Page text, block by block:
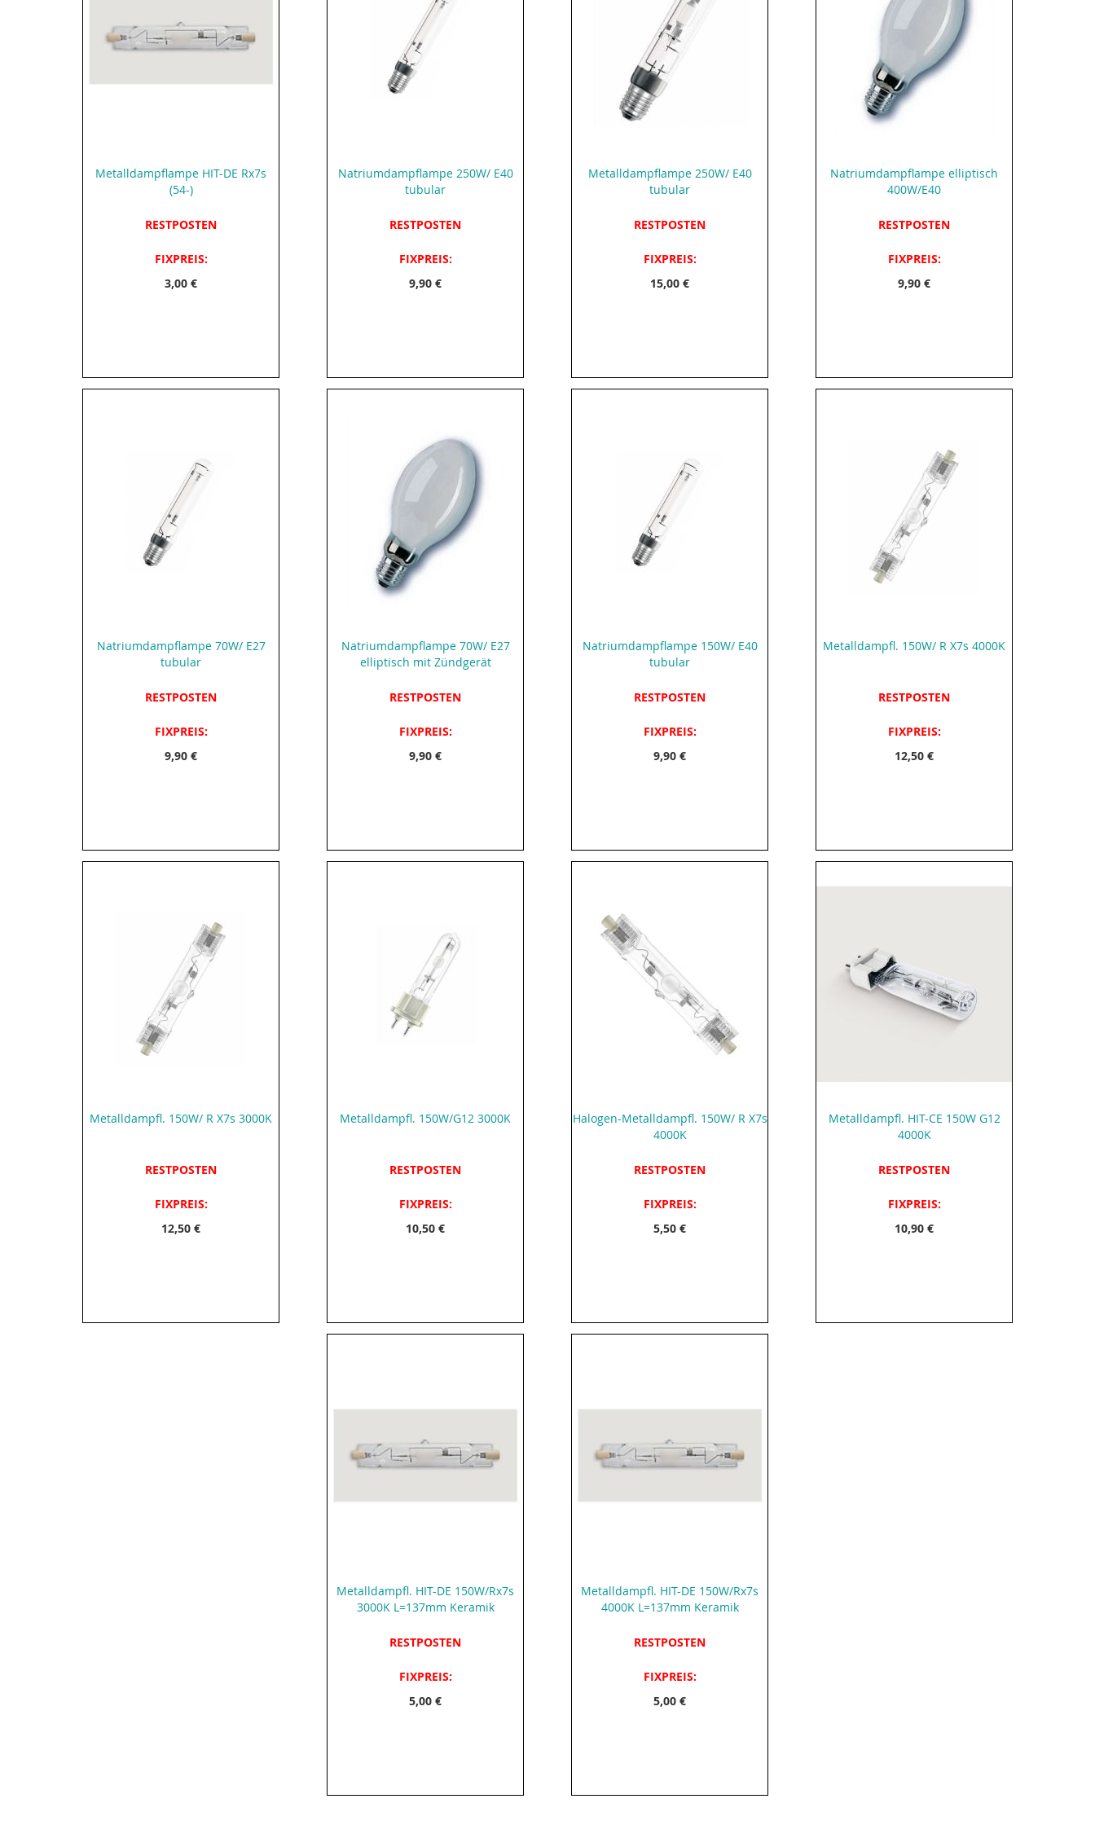
Metalldampflampe HIT-DE Rx7s
(54-)
RESTPOSTEN
FIXPREIS:
3,00 €
Natriumdampflampe 250W/ E40
tubular
RESTPOSTEN
FIXPREIS:
9,90 €
Metalldampflampe 250W/ E40
tubular
RESTPOSTEN
FIXPREIS:
15,00 €
Natriumdampflampe elliptisch
400W/E40
RESTPOSTEN
FIXPREIS:
9,90 €
Natriumdampflampe 70W/ E27
tubular
RESTPOSTEN
FIXPREIS:
9,90 €
Natriumdampflampe 70W/ E27
elliptisch mit Zündgerät
RESTPOSTEN
FIXPREIS:
9,90 €
Natriumdampflampe 150W/ E40
tubular
RESTPOSTEN
FIXPREIS:
9,90 €
Metalldampfl. 150W/ R X7s 4000K
RESTPOSTEN
FIXPREIS:
12,50 €
Metalldampfl. 150W/ R X7s 3000K
RESTPOSTEN
FIXPREIS:
12,50 €
Metalldampfl. 150W/G12 3000K
RESTPOSTEN
FIXPREIS:
10,50 €
Halogen-Metalldampfl. 150W/ R X7s
4000K
RESTPOSTEN
FIXPREIS:
5,50 €
Metalldampfl. HIT-CE 150W G12
4000K
RESTPOSTEN
FIXPREIS:
10,90 €
Metalldampfl. HIT-DE 150W/Rx7s
3000K L=137mm Keramik
RESTPOSTEN
FIXPREIS:
5,00 €
Metalldampfl. HIT-DE 150W/Rx7s
4000K L=137mm Keramik
RESTPOSTEN
FIXPREIS:
5,00 €